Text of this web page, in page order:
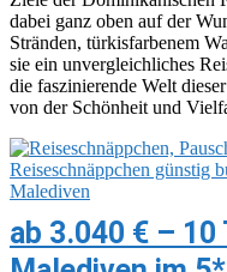
dabei ganz oben auf der
Stränden, türkisfarbenem
sie ein unvergleichliches
die faszinierende Welt
von der Schönheit und
Malediven
ab 3.040 € –